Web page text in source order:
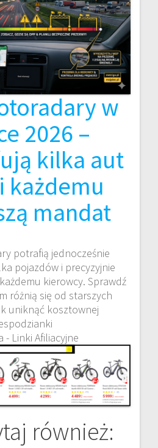
w
2026 –
kilka aut
każdemu
mandat
potrafią jednocześnie
pojazdów i precyzyjnie
kierowcy. Sprawdź
różnią się od starszych
uniknąć kosztownej
- Linki Afiliacyjne
również: